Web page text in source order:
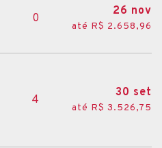
0
26 nov
até R$ 2.658,96
4
30 set
até R$ 3.526,75